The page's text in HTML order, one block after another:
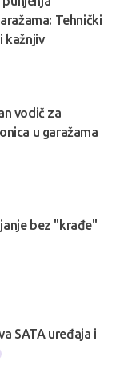
Tehnički
kažnjiv
vodič za
u garažama
bez "krađe"
SATA uređaja i